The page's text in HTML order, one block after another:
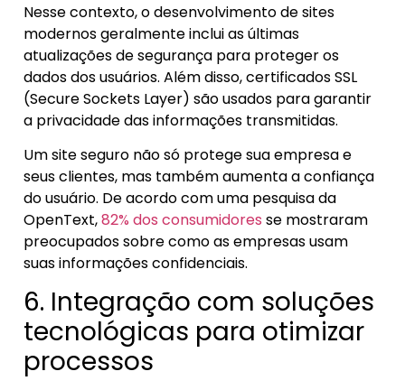
Nesse contexto, o desenvolvimento de sites
modernos geralmente inclui as últimas
atualizações de segurança para proteger os
dados dos usuários. Além disso, certificados SSL
(Secure Sockets Layer) são usados para garantir
a privacidade das informações transmitidas.
Um site seguro não só protege sua empresa e
seus clientes, mas também aumenta a confiança
do usuário. De acordo com uma pesquisa da
OpenText,82% dos consumidores se mostraram
preocupados sobre como as empresas usam
suas informações confidenciais.
6. Integração com soluções
tecnológicas para otimizar
processos